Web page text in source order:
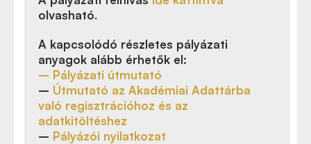
olvasható.
A kapcsolódó részletes pályázati
anyagok alább érhetők el:
– Pályázati útmutató
– Útmutató az Akadémiai Adattárba
való regisztrációhoz és az
adatkitöltéshez
– Pályázói nyilatkozat